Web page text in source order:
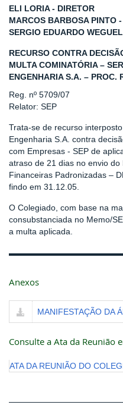
ELI LORIA - DIRETOR
MARCOS BARBOSA PINTO
SERGIO EDUARDO
RECURSO CONTRA
MULTA COMINATÓRIA –
ENGENHARIA S.A. – PROC.
Reg. nº 5709/07
Relator: SEP
Trata-se de recurso
Engenharia S.A. contra
com Empresas - SEP de
atraso de 21 dias no envio
Financeiras Padronizadas –
findo em 31.12.05.
O Colegiado, com base na
consubstanciada no Memo/
a multa aplicada.
Anexos
MANIFESTAÇÃO DA
Consulte a Ata da Reunião
ATA DA REUNIÃO DO